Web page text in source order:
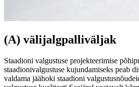
(A) välijalgpalliväljak
Staadioni valgustuse projekteerimise
staadionivalgustuse kujundamiseks peab
valdama jäähoki staadioni